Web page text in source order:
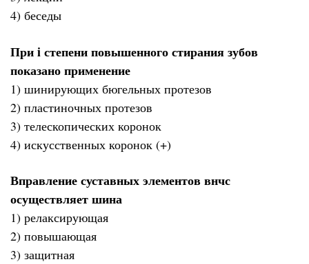
4) беседы
При i степени повышенного стирания зубов
показано применение
1) шинирующих бюгельных протезов
2) пластиночных протезов
3) телескопических коронок
4) искусственных коронок (+)
Вправление суставных элементов внчс
осуществляет шина
1) релаксирующая
2) повышающая
3) защитная